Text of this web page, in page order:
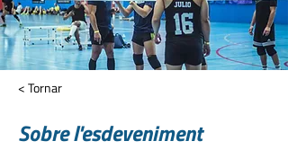
< Tornar
Sobre l'esdeveniment